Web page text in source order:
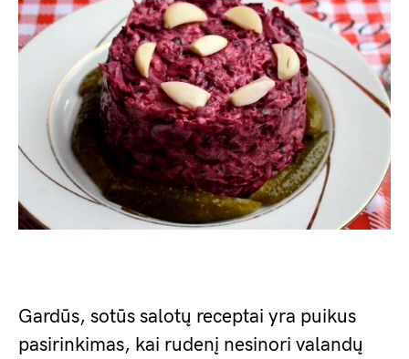
Gardūs, sotūs salotų receptai yra puikus
pasirinkimas, kai rudenį nesinori valandų